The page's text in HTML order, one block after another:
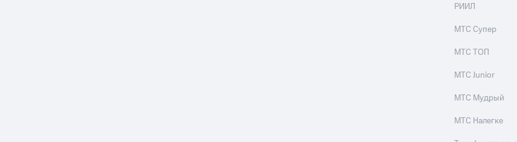
РИИЛ
МТС Супер
МТС ТОП
МТС Junior
МТС Мудрый
МТС Налегке